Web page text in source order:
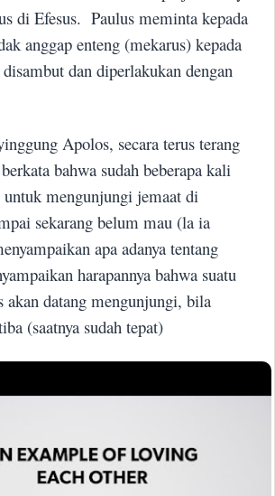
di Efesus. Paulus meminta kepada
anggap enteng (mekarus) kepada
dan diperlakukan dengan
Apolos, secara terus terang
bahwa sudah beberapa kali
mengunjungi jemaat di
sekarang belum mau (la ia
apa adanya tentang
harapannya bahwa suatu
akan datang mengunjungi, bila
(saatnya sudah tepat)